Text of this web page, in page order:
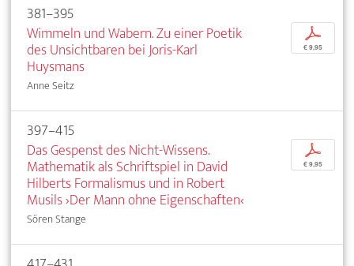
381–395
Wimmeln und Wabern. Zu einer Poetik
des Unsichtbaren bei Joris-Karl
Huysmans
Anne Seitz
p
€ 9,95
397–415
Das Gespenst des Nicht-Wissens.
Mathematik als Schriftspiel in David
Hilberts Formalismus und in Robert
Musils ›Der Mann ohne Eigenschaften‹
Sören Stange
p
€ 9,95